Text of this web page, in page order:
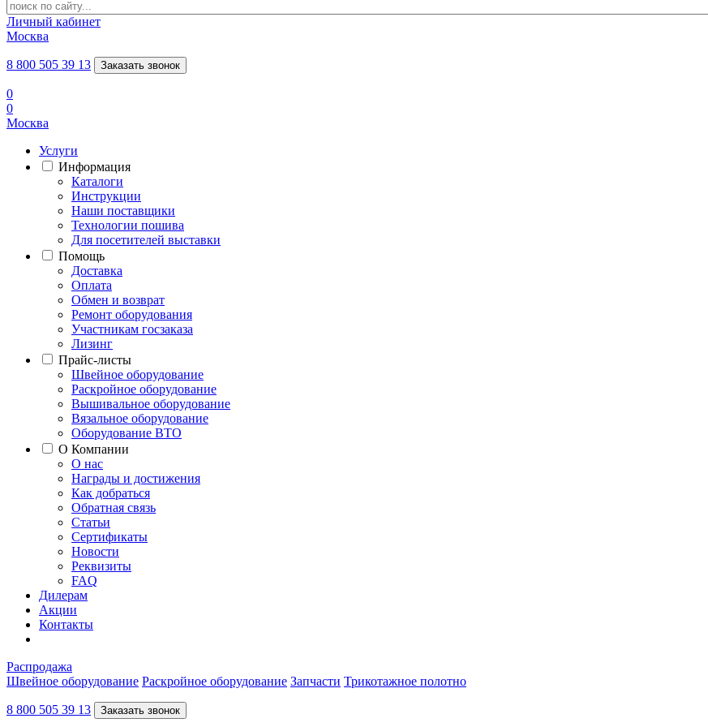
Личный кабинет
Москва
8 800 505 39 13 Заказать звонок
0
0
Москва
Услуги
Информация
Каталоги
Инструкции
Наши поставщики
Технологии пошива
Для посетителей выставки
Помощь
Доставка
Оплата
Обмен и возврат
Ремонт оборудования
Участникам госзаказа
Лизинг
Прайс-листы
Швейное оборудование
Раскройное оборудование
Вышивальное оборудование
Вязальное оборудование
Оборудование ВТО
О Компании
О нас
Награды и достижения
Как добраться
Обратная связь
Статьи
Сертификаты
Новости
Реквизиты
FAQ
Дилерам
Акции
Контакты
Распродажа
Швейное оборудование Раскройное оборудование Запчасти Трикотажное полотно
8 800 505 39 13 Заказать звонок